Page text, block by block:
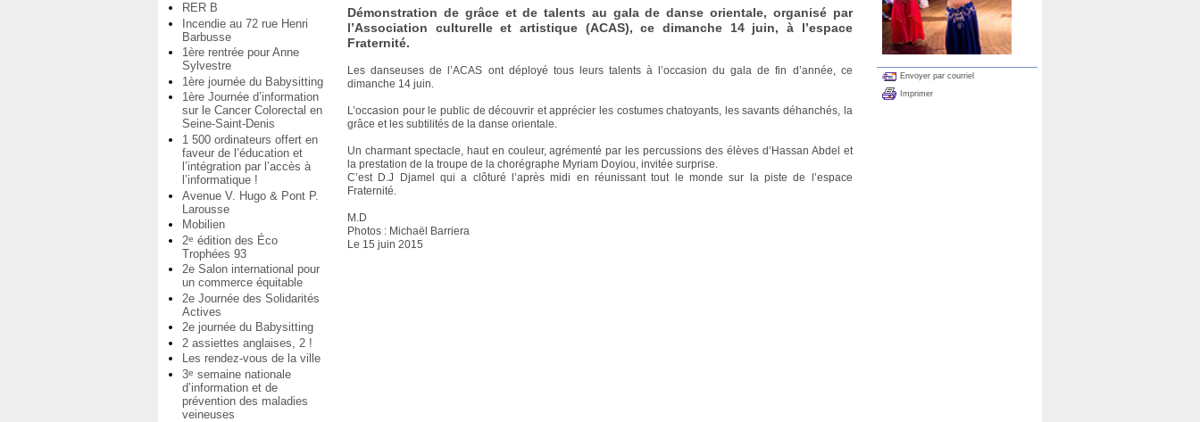
RER B
Incendie au 72 rue Henri
Barbusse
1ère rentrée pour Anne
Sylvestre
1ère journée du Babysitting
1ère Journée d’information
sur le Cancer Colorectal en
Seine-Saint-Denis
1 500 ordinateurs offert en
faveur de l’éducation et
l’intégration par l’accès à
l’informatique !
Avenue V. Hugo & Pont P.
Larousse
Mobilien
2e édition des Éco
Trophées 93
2e Salon international pour
un commerce équitable
2e Journée des Solidarités
Actives
2e journée du Babysitting
2 assiettes anglaises, 2 !
Les rendez-vous de la ville
3e semaine nationale
d’information et de
prévention des maladies
veineuses
Démonstration de grâce et de talents au gala de danse orientale, organisé par
l’Association culturelle et artistique (ACAS), ce dimanche 14 juin, à l’espace
Fraternité.
Les danseuses de l’ACAS ont déployé tous leurs talents à l’occasion du gala de fin d’année, ce
dimanche 14 juin.
L’occasion pour le public de découvrir et apprécier les costumes chatoyants, les savants déhanchés, la
grâce et les subtilités de la danse orientale.
Un charmant spectacle, haut en couleur, agrémenté par les percussions des élèves d’Hassan Abdel et
la prestation de la troupe de la chorégraphe Myriam Doyiou, invitée surprise.
C’est D.J Djamel qui a clôturé l’après midi en réunissant tout le monde sur la piste de l’espace
Fraternité.
M.D
Photos : Michaël Barriera
Le 15 juin 2015
Envoyer par courriel
Imprimer